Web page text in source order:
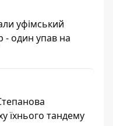
уфімський
- один упав на
їхнього тандему